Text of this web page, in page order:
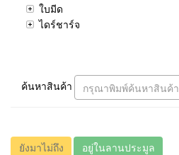
ใบมีด
ไดร์ชาร์จ
ค้นหาสินค้า กรุณาพิมพ์ค้นหาสินค้า
ยังมาไม่ถึง อยู่ในลานประมูล